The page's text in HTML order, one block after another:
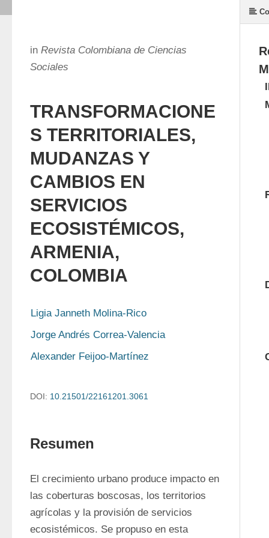
in Revista Colombiana de Ciencias
Sociales
TRANSFORMACIONE
S TERRITORIALES,
MUDANZAS Y
CAMBIOS EN
SERVICIOS
ECOSISTÉMICOS,
ARMENIA,
COLOMBIA
Ligia Janneth Molina-Rico
Jorge Andrés Correa-Valencia
Alexander Feijoo-Martínez
DOI: 10.21501/22161201.3061
Resumen
El crecimiento urbano produce impacto en
las coberturas boscosas, los territorios
agrícolas y la provisión de servicios
ecosistémicos. Se propuso en esta